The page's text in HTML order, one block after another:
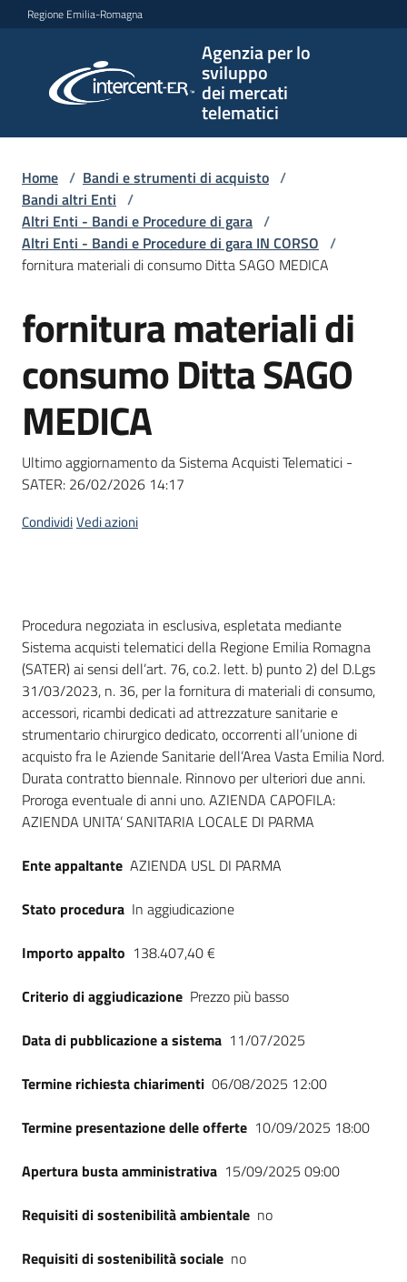
Vai al contenuto
Vai alla navigazione
Vai al footer
Regione Emilia-Romagna
Agenzia per lo
sviluppo
dei mercati
telematici
per lo
sviluppo
telematici
L'Agenzia
Bandi
strumenti
acquisto
Supporto
English
site
Seguici
Home / Bandi e strumenti di acquisto /
Bandi altri Enti /
Altri Enti - Bandi e Procedure di gara /
Altri Enti - Bandi e Procedure di gara IN CORSO /
fornitura materiali di consumo Ditta SAGO MEDICA
Salta al contenuto
fornitura materiali di
consumo Ditta SAGO
MEDICA
Ultimo aggiornamento da Sistema Acquisti Telematici -
SATER: 26/02/2026 14:17
CondividiVedi azioni
Dati del bando
Procedura negoziata in esclusiva, espletata mediante
Sistema acquisti telematici della Regione Emilia Romagna
(SATER) ai sensi dell’art. 76, co.2. lett. b) punto 2) del D.Lgs
31/03/2023, n. 36, per la fornitura di materiali di consumo,
accessori, ricambi dedicati ad attrezzature sanitarie e
strumentario chirurgico dedicato, occorrenti all’unione di
acquisto fra le Aziende Sanitarie dell’Area Vasta Emilia Nord.
Durata contratto biennale. Rinnovo per ulteriori due anni.
Proroga eventuale di anni uno. AZIENDA CAPOFILA:
AZIENDA UNITA’ SANITARIA LOCALE DI PARMA
Ente appaltante AZIENDA USL DI PARMA
Stato procedura In aggiudicazione
Importo appalto 138.407,40 €
Criterio di aggiudicazione Prezzo più basso
Data di pubblicazione a sistema 11/07/2025
Termine richiesta chiarimenti 06/08/2025 12:00
Termine presentazione delle offerte 10/09/2025 18:00
Apertura busta amministrativa 15/09/2025 09:00
Requisiti di sostenibilità ambientale no
Requisiti di sostenibilità sociale no